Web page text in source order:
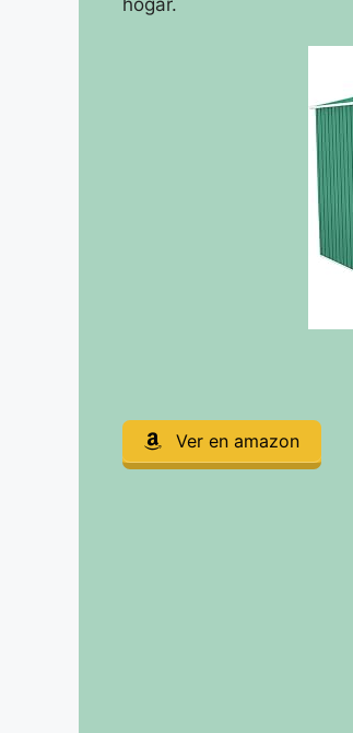
Ver en amazon